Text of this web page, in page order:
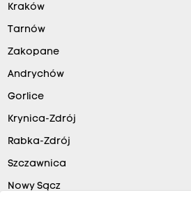
Kraków
Tarnów
Zakopane
Andrychów
Gorlice
Krynica-Zdrój
Rabka-Zdrój
Szczawnica
Nowy Sącz